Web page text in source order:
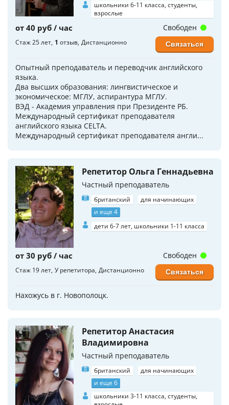
школьники 6-11 класса, студенты,
взрослые
от 40 руб / час
Стаж 25 лет 1 отзыв Дистанционно
Опытный преподаватель и переводчик английского
языка.
Два высших образования: лингвистическое и
экономическое: МГЛУ, аспирантура МГЛУ.
ВЭД - Академия управления при Президенте РБ.
Международный сертификат преподавателя
английского языка CELTA.
Международный сертификат преподавателя англи...
Свободен
Связаться
Репетитор Ольга Геннадьевна
Частный преподаватель
британский
для начинающих
и еще 4
дети 6-7 лет, школьники 1-11 класса
от 30 руб / час
Стаж 19 лет У репетитора Дистанционно
Нахожусь в г. Новополоцк.
Свободен
Связаться
Репетитор Анастасия
Владимировна
Частный преподаватель
британский
для начинающих
и еще 6
школьники 3-11 класса, студенты,